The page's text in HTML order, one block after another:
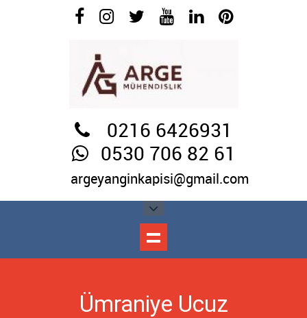
0216 6426931
0530 706 82 61
argeyanginkapisi@gmail.com
Ümraniye Ucuz